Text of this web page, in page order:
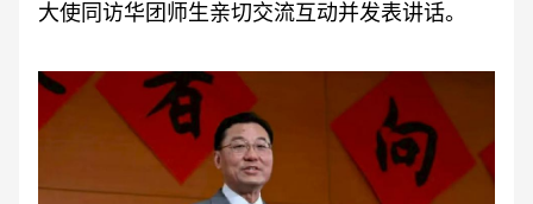
大使同访华团师生亲切交流互动并发表讲话。